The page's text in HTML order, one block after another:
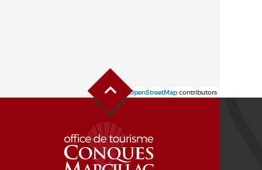
Leaflet OpenStreetMap contributors